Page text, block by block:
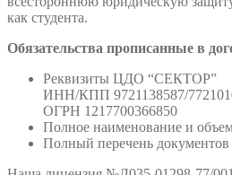
как студента.
Обязательства прописанные в
Реквизиты ЦДО “СЕКТОР”
ИНН/КПП 9721138587/
ОГРН 1217700366850
Полное наименование и
Полный перечень документов